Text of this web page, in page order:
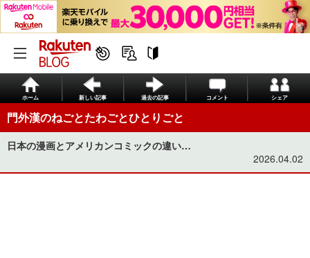
ホーム 新しい記事 過去の記事 コメント シェア
門外漢のねごとたわごとひとりごと
日本の漫画とアメリカンコミックの違い…
2026.04.02